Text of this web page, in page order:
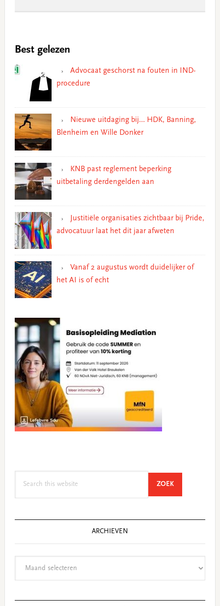
Best gelezen
Advocaat geschorst na fouten in IND-
procedure
Nieuwe uitdaging bij… HDK, Banning,
Blenheim en Wille Donker
KNB past reglement beperking
uitbetaling derdengelden aan
Justitiële organisaties zichtbaar bij Pride,
advocatuur laat het dit jaar afweten
Vanaf 2 augustus wordt duidelijker of
het AI is of echt
ZOEKSEARCH
ARCHIEVEN